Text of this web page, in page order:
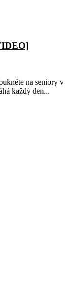
na seniory v
každý den...